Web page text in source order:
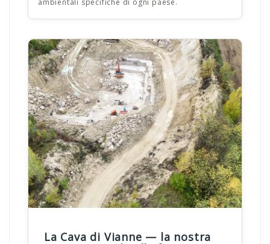
La Cava di Vianne — la nostra